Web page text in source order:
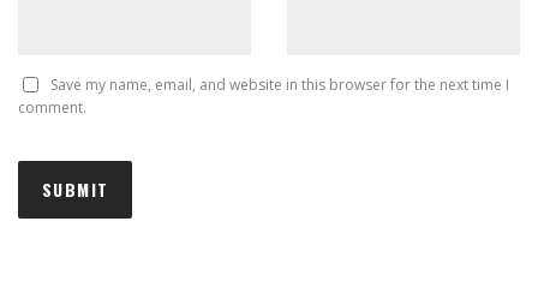
Save my name, email, and website in this browser for the next time I
comment.